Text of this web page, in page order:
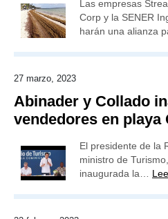
Las empresas
Corp y la SENER
harán una alianza
27 marzo, 2023
Abinader y Collado
vendedores en playa
El presidente de la
ministro de
inaugurada la…